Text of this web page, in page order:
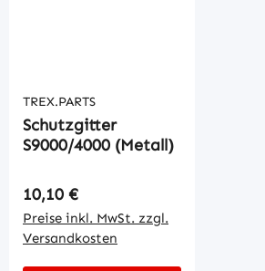
TREX.PARTS
Schutzgitter
S9000/4000 (Metall)
Regulärer Preis:
10,10 €
Preise inkl. MwSt. zzgl.
Versandkosten